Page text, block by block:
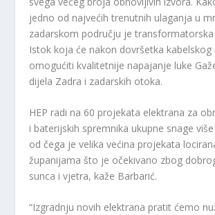
jedno od najvećih trenutnih ulaganja u
zadarskom području je
Istok koja će nakon dovršetka kabelskog
omogućiti kvalitetnije napajanje luke
dijela Zadra i zadarskih otoka.
HEP radi na 60 projekata elektrana za
i baterijskih spremnika ukupne snage
od čega je velika većina projekata
županijama što je očekivano zbog
sunca i vjetra, kaže Barbarić.
“Izgradnju novih elektrana pratit ćemo